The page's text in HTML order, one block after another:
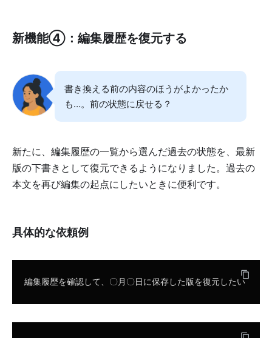
新機能④：編集履歴を復元する
書き換える前の内容のほうがよかったか
も…。前の状態に戻せる？
新たに、編集履歴の一覧から選んだ過去の状態を、最新
版の下書きとして復元できるようになりました。過去の
本文を再び編集の起点にしたいときに便利です。
具体的な依頼例
編集履歴を確認して、〇月〇日に保存した版を復元したい